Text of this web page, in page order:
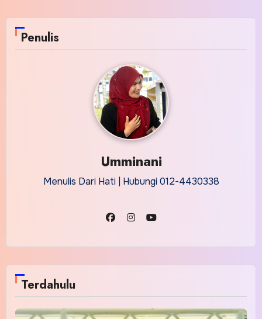
Penulis
Umminani
Menulis Dari Hati | Hubungi 012-4430338
Terdahulu